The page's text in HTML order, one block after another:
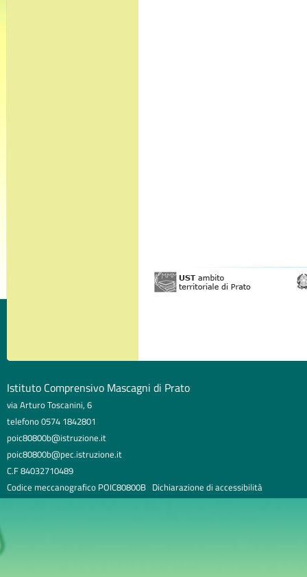
Istituto Comprensivo Mascagni di Prato
via Arturo Toscanini, 6
telefono 0574 1842801
poic80800b@istruzione.it
poic80800b@pec.istruzione.it
C.F 84032710489
Codice meccanografico POIC80800B Dichiarazione di accessibilità